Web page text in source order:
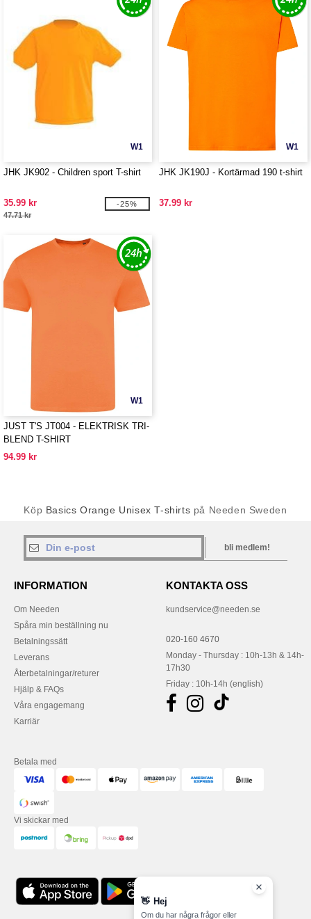
W1
JHK JK902 - Children sport T-shirt
35.99 kr
47.71 kr
-25%
W1
JHK JK190J - Kortärmad 190 t-shirt
37.99 kr
W1
JUST T'S JT004 - ELEKTRISK TRI-
BLEND T-SHIRT
94.99 kr
Köp Basics Orange Unisex T-shirts på Needen Sweden
bli medlem!
INFORMATION
Om Needen
Spåra min beställning nu
Betalningssätt
Leverans
Återbetalningar/returer
Hjälp & FAQs
Våra engagemang
Karriär
KONTAKTA OSS
kundservice@needen.se
020-160 4670
Monday - Thursday : 10h-13h & 14h-
17h30
Friday : 10h-14h (english)
Betala med
Vi skickar med
👋 Hej
Om du har några frågor eller